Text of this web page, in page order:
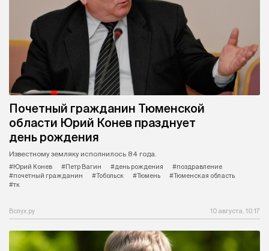
Почетный гражданин Тюменской
области Юрий Конев празднует
день рождения
Известному земляку исполнилось 84 года.
#Юрий Конев
#Петр Вагин #день рождения
#поздравление
#почетный гражданин
#Тобольск #Тюмень
#Тюменская область
#тк
Вслух.ру 10 августа, 10:17